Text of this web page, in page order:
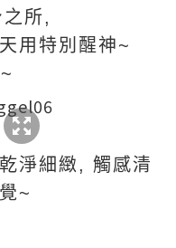
所,
用特別醒神~
淨細緻, 觸感清
~